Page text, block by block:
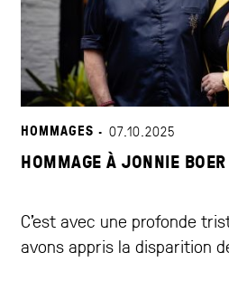
HOMMAGES · 07.10.2025
HOMMAGE À JONNIE BOER
C’est avec une profonde
avons appris la disparition